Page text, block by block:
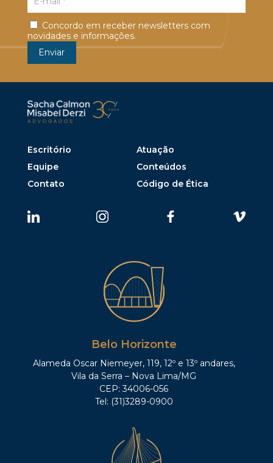
Concordo em receber newsletters com
novidades e informações.
Escritório
Atuação
Equipe
Conteúdos
Contato
Código de Ética
Belo Horizonte
Alameda Oscar Niemeyer, 119, 12º e 13º andares,
Vila da Serra – Nova Lima/MG
CEP: 34006-056
Tel: (31)3289-0900